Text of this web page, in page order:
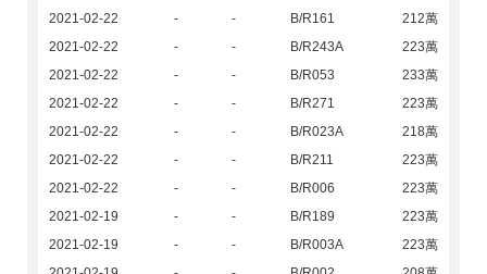
2021-02-22
- - B/R161
212萬
2021-02-22
- - B/R243A
223萬
2021-02-22
- - B/R053
233萬
2021-02-22
- - B/R271
223萬
2021-02-22
- - B/R023A
218萬
2021-02-22
- - B/R211
223萬
2021-02-22
- - B/R006
223萬
2021-02-19
- - B/R189
223萬
2021-02-19
- - B/R003A
223萬